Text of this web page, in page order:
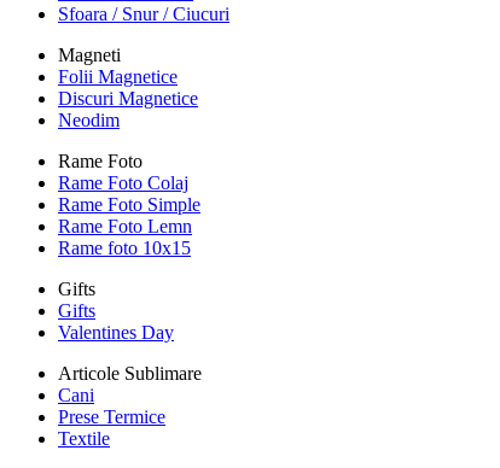
Sfoara / Snur / Ciucuri
Magneti
Folii Magnetice
Discuri Magnetice
Neodim
Rame Foto
Rame Foto Colaj
Rame Foto Simple
Rame Foto Lemn
Rame foto 10x15
Gifts
Gifts
Valentines Day
Articole Sublimare
Cani
Prese Termice
Textile